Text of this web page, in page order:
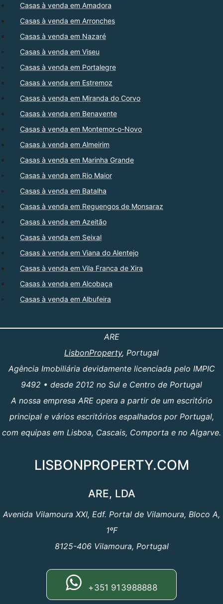
Casas à venda em Amadora
Casas à venda em Arronches
Casas à venda em Nazaré
Casas à venda em Viseu
Casas à venda em Portalegre
Casas à venda em Estremoz
Casas à venda em Miranda do Corvo
Casas à venda em Benavente
Casas à venda em Montemor-o-Novo
Casas à venda em Almeirim
Casas à venda em Marinha Grande
Casas à venda em Rio Maior
Casas à venda em Batalha
Casas à venda em Reguengos de Monsaraz
Casas à venda em Azeitão
Casas à venda em Seixal
Casas à venda em Viana do Alentejo
Casas à venda em Vila Franca de Xira
Casas à venda em Alcobaça
Casas à venda em Albufeira
ARE
LisbonProperty, Portugal
Agência Imobiliária devidamente licenciada pelo IMPIC
9492 • desde 2012 no Sul e Centro de Portugal
A nossa empresa ARE opera a partir de um escritório
principal e vários escritórios espalhados por Portugal,
com equipas em Lisboa, Cascais, Comporta e no Algarve.
LISBONPROPERTY.COM
ARE, LDA
Avenida Vilamoura XXI, Edf. Portal de Vilamoura, Bloco A,
1ºF
8125-406 Vilamoura, Portugal
+351 913988888